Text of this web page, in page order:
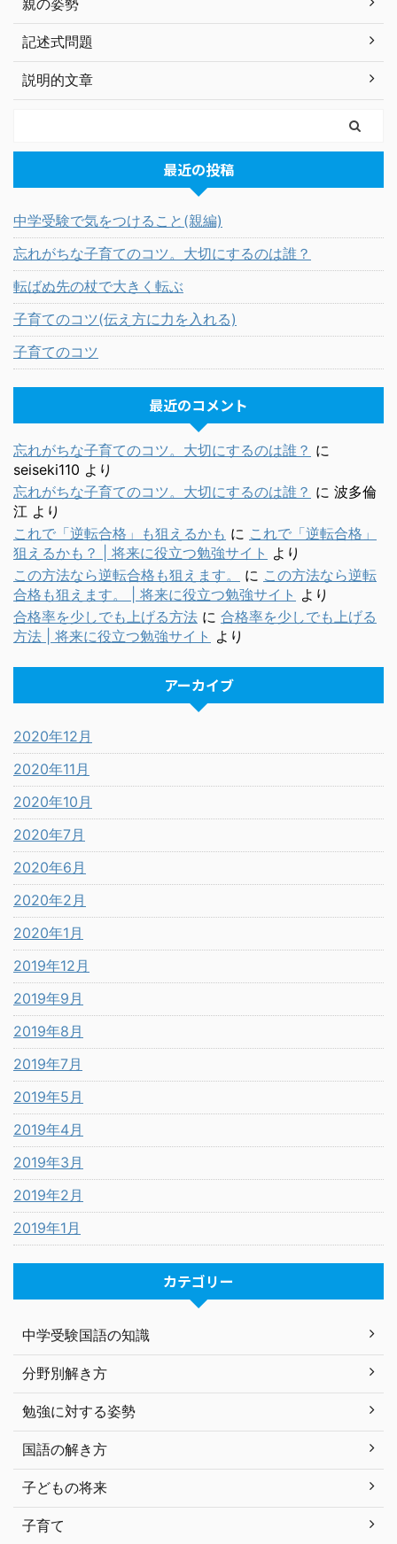
親の姿勢
記述式問題
説明的文章
最近の投稿
中学受験で気をつけること(親編)
忘れがちな子育てのコツ。大切にするのは誰？
転ばぬ先の杖で大きく転ぶ
子育てのコツ(伝え方に力を入れる)
子育てのコツ
最近のコメント
忘れがちな子育てのコツ。大切にするのは誰？ に
seiseki110 より
忘れがちな子育てのコツ。大切にするのは誰？ に 波多倫
江 より
これで「逆転合格」も狙えるかも に これで「逆転合格」
狙えるかも？ | 将来に役立つ勉強サイト より
この方法なら逆転合格も狙えます。
に この方法なら逆転
合格も狙えます。 | 将来に役立つ勉強サイト より
合格率を少しでも上げる方法 に 合格率を少しでも上げる
方法 | 将来に役立つ勉強サイト より
アーカイブ
2020年12月
2020年11月
2020年10月
2020年7月
2020年6月
2020年2月
2020年1月
2019年12月
2019年9月
2019年8月
2019年7月
2019年5月
2019年4月
2019年3月
2019年2月
2019年1月
カテゴリー
中学受験国語の知識
分野別解き方
勉強に対する姿勢
国語の解き方
子どもの将来
子育て